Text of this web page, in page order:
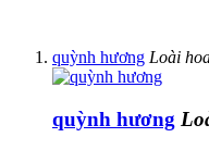
quỳnh hương Loài
quỳnh hương